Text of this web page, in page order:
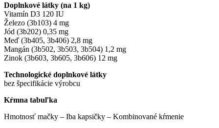
Doplnkové látky (na 1 kg)
Vitamín D3 120 IU
Železo (3b103) 4 mg
Jód (3b202) 0,35 mg
Meď (3b405, 3b406) 2,8 mg
Mangán (3b502, 3b503, 3b504) 1,2 mg
Zinok (3b603, 3b605, 3b606) 12 mg
Technologické doplnkové látky
bez špecifikácie výrobcu
Kŕmna tabuľka
Hmotnosť mačky – Iba kapsičky – Kombinované kŕmenie